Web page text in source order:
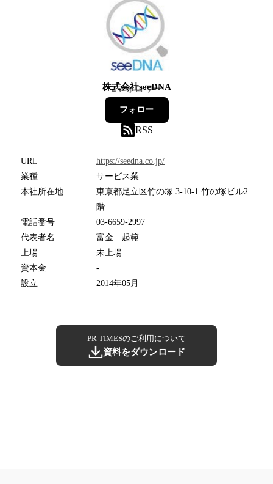
株式会社seeDNA
2フォロワー
フォロー
RSS
URL
https://seedna.co.jp/
業種
サービス業
本社所在地
東京都足立区竹の塚 3-10-1 竹の塚ビル2
階
電話番号
03-6659-2997
代表者名
富金 起範
上場
未上場
資本金
-
設立
2014年05月
PR TIMESのご利用について
資料をダウンロード